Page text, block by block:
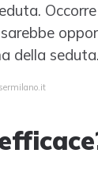
della seduta.